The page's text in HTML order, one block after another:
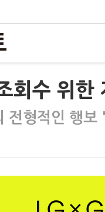
회수 위한
전형적인 행보